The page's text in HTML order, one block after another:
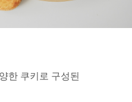
한 쿠키로 구성된